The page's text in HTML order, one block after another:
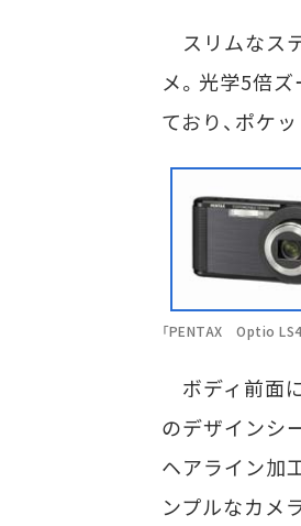
スリムなス
メ。光学5倍
ており、ポケ
「PENTAX Optio
ボディ前面
のデザインシ
ヘアライン加
ンプルなカメ